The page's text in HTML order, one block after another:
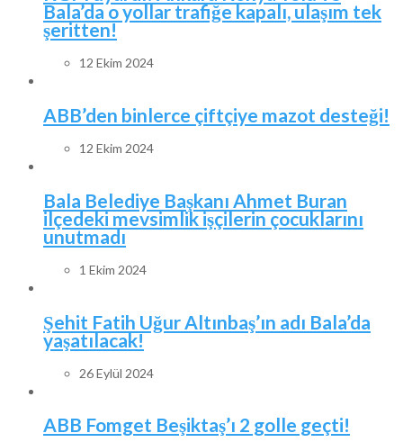
Bala’da o yollar trafiğe kapalı, ulaşım tek
şeritten!
12 Ekim 2024
ABB’den binlerce çiftçiye mazot desteği!
12 Ekim 2024
Bala Belediye Başkanı Ahmet Buran
ilçedeki mevsimlik işçilerin çocuklarını
unutmadı
1 Ekim 2024
Şehit Fatih Uğur Altınbaş’ın adı Bala’da
yaşatılacak!
26 Eylül 2024
ABB Fomget Beşiktaş’ı 2 golle geçti!